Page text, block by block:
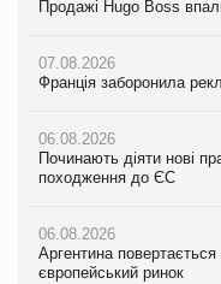
Продажі Hugo Boss
07.08.2026
Франція заборонила
06.08.2026
Починають діяти нові
походження до ЄС
06.08.2026
Аргентина
європейський ринок
Продажі Hugo Boss
07.08.2026
Франція заборонила
06.08.2026
Починають діяти нові
походження до ЄС
06.08.2026
Аргентина
європейський ринок
Продажі Hugo Boss
07.08.2026
Франція заборонила
06.08.2026
Починають діяти нові
походження до ЄС
06.08.2026
Аргентина
європейський ринок